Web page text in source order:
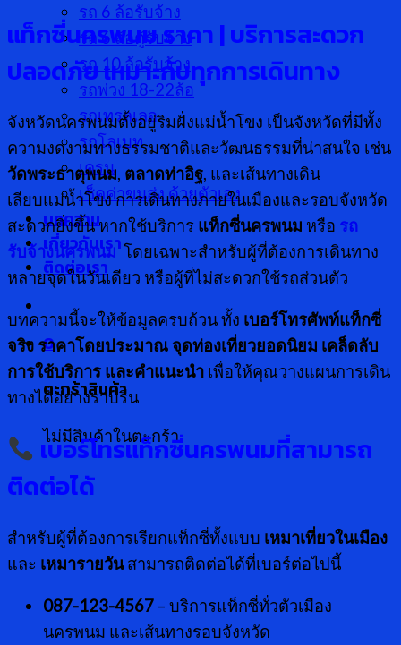
รถ 6 ล้อรับจ้าง
รถ 6 ล้อตู้รับจ้าง
รถ 10 ล้อรับจ้าง
รถพ่วง 18-22ล้อ
รถเทรลเลอ
รถโลเบท
เครน
เช็คค่าขนส่ง ด้วยตัวเอง
บทความ
เกี่ยวกับเรา
ติดต่อเรา
0
ตะกร้าสินค้า
ไม่มีสินค้าในตะกร้า
แท็กซี่นครพนม ราคา| บริการสะดวก
ปลอดภัย เหมาะกับทุกการเดินทาง
จังหวัดนครพนมตั้งอยู่ริมฝั่งแม่น้ำโขง เป็นจังหวัดที่มีทั้ง
ความงดงามทางธรรมชาติและวัฒนธรรมที่น่าสนใจ เช่น
วัดพระธาตุพนม, ตลาดท่าอิฐ, และเส้นทางเดิน
เลียบแม่น้ำโขง การเดินทางภายในเมืองและรอบจังหวัด
สะดวกยิ่งขึ้น หากใช้บริการ แท็กซี่นครพนม หรือ รถ
รับจ้างนครพนมโดยเฉพาะสำหรับผู้ที่ต้องการเดินทาง
หลายจุดในวันเดียว หรือผู้ที่ไม่สะดวกใช้รถส่วนตัว
บทความนี้จะให้ข้อมูลครบถ้วน ทั้ง เบอร์โทรศัพท์แท็กซี่
จริง ราคาโดยประมาณ จุดท่องเที่ยวยอดนิยม เคล็ดลับ
การใช้บริการ และคำแนะนำ เพื่อให้คุณวางแผนการเดิน
ทางได้อย่างราบรื่น
เบอร์โทรแท็กซี่นครพนมที่สามารถ
ติดต่อได้
สำหรับผู้ที่ต้องการเรียกแท็กซี่ทั้งแบบ เหมาเที่ยวในเมือง
และ เหมารายวันสามารถติดต่อได้ที่เบอร์ต่อไปนี้
087-123-4567 – บริการแท็กซี่ทั่วตัวเมือง
นครพนม และเส้นทางรอบจังหวัด